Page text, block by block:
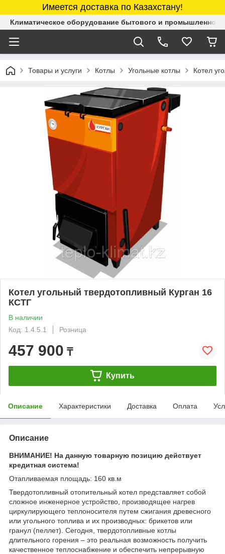
Имеется доставка по Казахстану!
Климатическое оборудование бытового и промышленного
Товары и услуги Котлы Угольные котлы Котел
Котел угольный твердотопливный Курган 16
КСТГ
В наличии
Код: 1.4.5.1
Розница
457 900 ₸
Купить
Описание Характеристики Доставка Оплата
Описание
ВНИМАНИЕ! На данную товарную позицию действует
кредитная система!
Отапливаемая площадь: 160 кв.м
Твердотопливный отопительный котел представляет собой
сложное инженерное устройство, производящее нагрев
циркулирующего теплоносителя путем сжигания древесного
или угольного топлива и их производных: брикетов или
гранул (пеллет). Сегодня, твердотопливные котлы
длительного горения – это реальная возможность получить
качественное теплоснабжение и обеспечить непрерывную